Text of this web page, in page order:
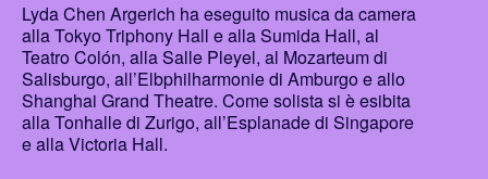
Lyda Chen Argerich ha eseguito musica da camera
alla Tokyo Triphony Hall e alla Sumida Hall, al
Teatro Colón, alla Salle Pleyel, al Mozarteum di
Salisburgo, all’Elbphilharmonie di Amburgo e allo
Shanghai Grand Theatre. Come solista si è esibita
alla Tonhalle di Zurigo, all’Esplanade di Singapore
e alla Victoria Hall.